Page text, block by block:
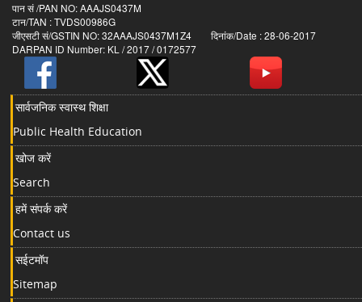
पान सं /PAN NO: AAAJS0437M
टान/TAN : TVDS00986G
जीएसटी सं/GSTIN NO: 32AAAJS0437M1Z4 दिनांक/Date : 28-06-2017
DARPAN ID Number: KL / 2017 / 0172577
सार्वजनिक स्वास्थ शिक्षा
Public Health Education
खोज करें
Search
हमें संपर्क करें
Contact us
सईटमॉप
Sitemap